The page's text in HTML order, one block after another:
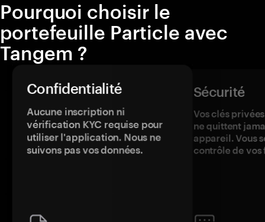
Pourquoi choisir le
portefeuille Particle avec
Tangem ?
Confidentialité
Aucune inscription ni
vérification KYC requise pour
utiliser l'application. Nous ne
suivons pas vos données.
Sécurité
Vos clés
ne quittent
appareil. Vous
contrôle de vos